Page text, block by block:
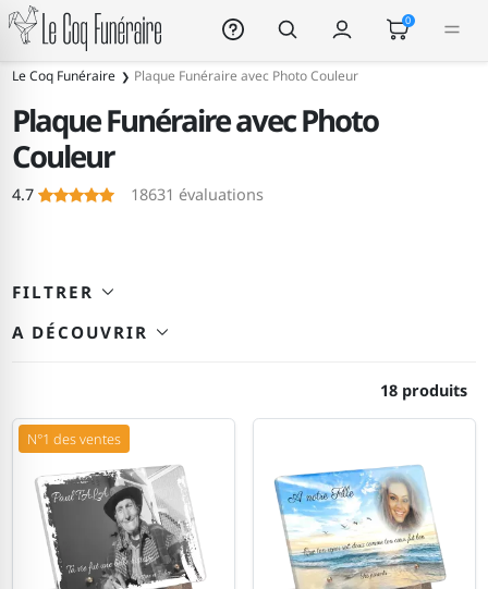
Le Coq Funéraire 0
245
Le Coq Funéraire Plaque Funéraire avec Photo Couleur
Plaque Funéraire avec Photo
Couleur
Le Coq Funéraire
4.7 18631 évaluations
FILTRER
A DÉCOUVRIR
18 produits
N°1 des ventes